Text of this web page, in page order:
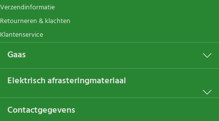
Verzendinformatie
Retourneren & klachten
Klantenservice
Gaas
Elektrisch afrasteringmateriaal
Contactgegevens